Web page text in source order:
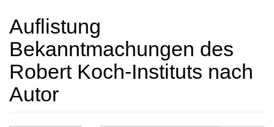
Auflistung
Bekanntmachungen des
Robert Koch-Instituts nach
Autor